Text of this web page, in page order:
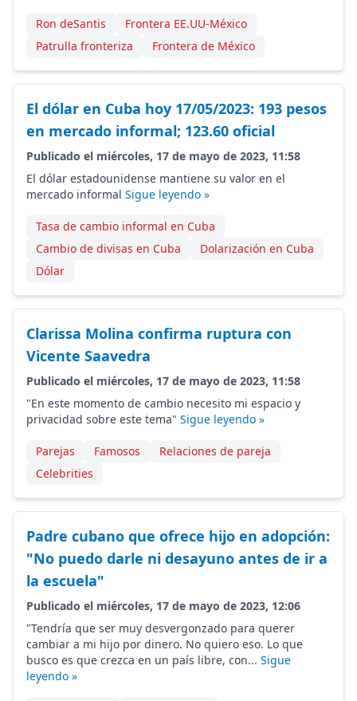
Ron deSantis
Frontera EE.UU-México
Patrulla fronteriza
Frontera de México
El dólar en Cuba hoy 17/05/2023: 193 pesos
en mercado informal; 123.60 oficial
Publicado el miércoles, 17 de mayo de 2023, 11:58
El dólar estadounidense mantiene su valor en el
mercado informal Sigue leyendo »
Tasa de cambio informal en Cuba
Cambio de divisas en Cuba
Dolarización en Cuba
Dólar
Clarissa Molina confirma ruptura con
Vicente Saavedra
Publicado el miércoles, 17 de mayo de 2023, 11:58
"En este momento de cambio necesito mi espacio y
privacidad sobre este tema" Sigue leyendo »
Parejas Famosos
Relaciones de pareja
Celebrities
Padre cubano que ofrece hijo en adopción:
"No puedo darle ni desayuno antes de ir a
la escuela"
Publicado el miércoles, 17 de mayo de 2023, 12:06
"Tendría que ser muy desvergonzado para querer
cambiar a mi hijo por dinero. No quiero eso. Lo que
busco es que crezca en un país libre, con... Sigue
leyendo »